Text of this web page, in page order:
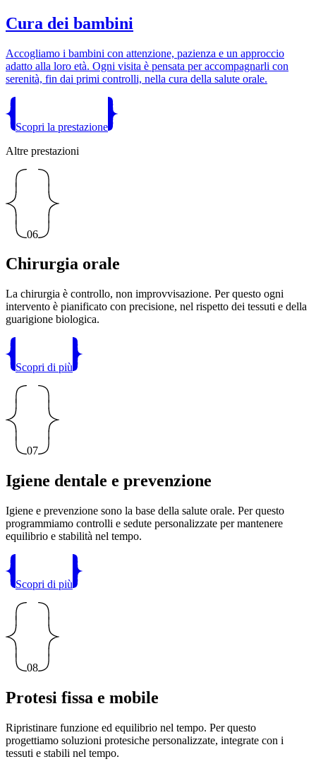
Cura dei bambini
Accogliamo i bambini con attenzione, pazienza e un approccio
adatto alla loro età. Ogni visita è pensata per accompagnarli con
serenità, fin dai primi controlli, nella cura della salute orale.
Scopri la prestazione
Altre prestazioni
06
Chirurgia orale
La chirurgia è controllo, non improvvisazione. Per questo ogni
intervento è pianificato con precisione, nel rispetto dei tessuti e della
guarigione biologica.
Scopri di più
07
Igiene dentale e prevenzione
Igiene e prevenzione sono la base della salute orale. Per questo
programmiamo controlli e sedute personalizzate per mantenere
equilibrio e stabilità nel tempo.
Scopri di più
08
Protesi fissa e mobile
Ripristinare funzione ed equilibrio nel tempo. Per questo
progettiamo soluzioni protesiche personalizzate, integrate con i
tessuti e stabili nel tempo.